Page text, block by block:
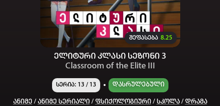
შეფასება 8.25
ელიტური კლასი სეზონი 3
Classroom of the Elite III
სერია: 13 / 13 Დასრულებული
Ანიმე / Ანიმე Სერიალი/ Ფსიქოლოგიური/ Სკოლა/ Დრამა